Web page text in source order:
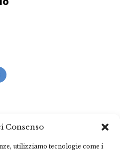
Consenso
utilizziamo tecnologie come i